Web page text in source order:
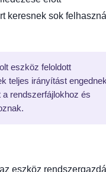
keresnek sok
eszköz feloldott
teljes irányítást engednek
rendszerfájlokhoz és
eszköz